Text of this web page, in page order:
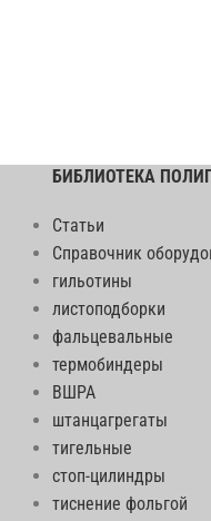
БИБЛИОТЕКА
Статьи
Справочник
гильотины
листоподборки
фальцевальные
термобиндеры
ВШРА
штанцагрегаты
тигельные
стоп-цилиндры
тиснение фольгой